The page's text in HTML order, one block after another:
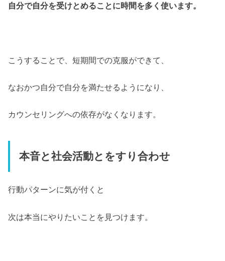
自分で自分を受けとめることに時間を多く使います。
こうすることで、短期間での克服ができて、
なおかつ自分で自分を満たせるようになり、
カウンセリングへの依存がなくなります。
本音と社会活動とをすり合わせ
行動パターンに気が付くと
次は本当にやりたいことを見つけます。